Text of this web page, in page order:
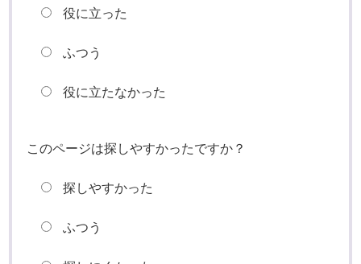
役に立った
ふつう
役に立たなかった
このページは探しやすかったですか？
探しやすかった
ふつう